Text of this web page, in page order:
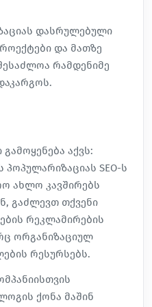
დასრულებული
და მათზე
რამდენიმე
აქვს:
პოპულარიზაციას SEO-ს
ახლო კავშირებს
გაძლევთ თქვენი
რეკლამირების
ორგანიზაციულ
რესურსებს.
ქონა მაშინ